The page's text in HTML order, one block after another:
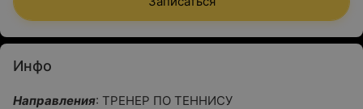
Инфо
Направления: ТРЕНЕР ПО ТЕННИСУ